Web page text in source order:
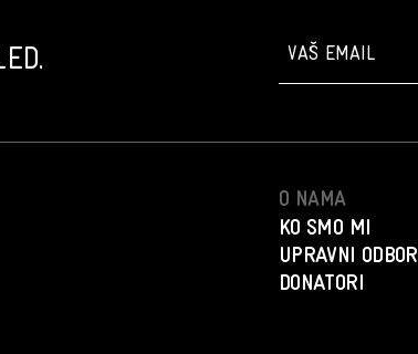
O NAMA
KO SMO MI
UPRAVNI ODBOR
DONATORI